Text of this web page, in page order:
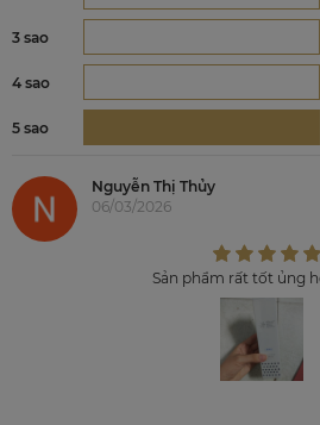
3 sao
4 sao
5 sao
Nguyễn Thị Thủy
06/03/2026
Sản phẩm rất tốt ủng